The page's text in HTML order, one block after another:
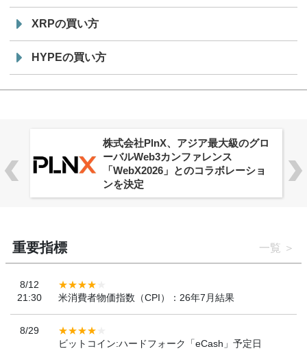
XRPの買い方
HYPEの買い方
株式会社PlnX、アジア最大級のグロ
ーバルWeb3カンファレンス
「WebX2026」とのコラボレーショ
ンを決定
重要指標 一覧
8/12
21:30
米消費者物価指数（CPI）：26年7月結果
8/29
ビットコイン:ハードフォーク「eCash」予定日